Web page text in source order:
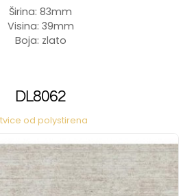
Širina: 83mm
Visina: 39mm
Boja: zlato
DL8062
od polystirena